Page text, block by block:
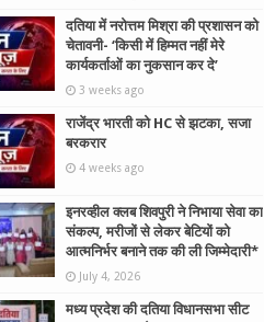
दतिया में नरोत्तम मिश्रा की प्रशासन को
चेतावनी- ‘किसी में हिम्मत नहीं मेरे
कार्यकर्ताओं का नुकसान कर दे’
3 weeks ago
राजेंद्र भारती को HC से झटका, सजा
बरकरार
4 weeks ago
इनरव्हील क्लब शिवपुरी ने निभाया सेवा का
संकल्प, मरीजों से लेकर बेटियों को
आत्मनिर्भर बनाने तक की ली जिम्मेदारी*
July 4, 2026
मध्य प्रदेश की दतिया विधानसभा सीट